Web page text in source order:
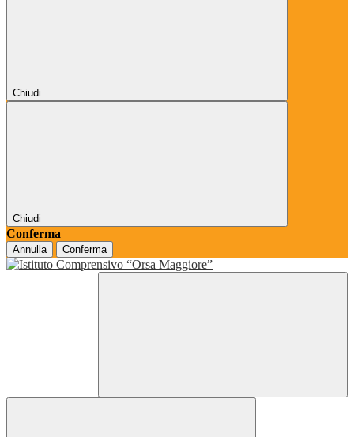
Chiudi
Chiudi
Conferma
Annulla Conferma